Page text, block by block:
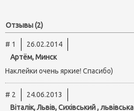
Отзывы (2)
# 1
26.02.2014
Артём, Минск
Наклейки очень яркие! Спасибо)
# 2
24.06.2013
Віталік, Львів, Сихівський , львівська